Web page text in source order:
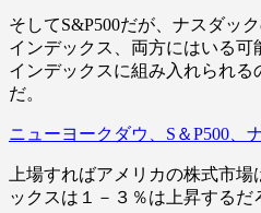
そしてS&P500だが、ナスダッ
インデックス、両方にはいる可
インデックスに組み入れられる
だ。
ニューヨークダウ、S＆P500、
上場すればアメリカの株式市
ックスは１－３％は上昇するだ